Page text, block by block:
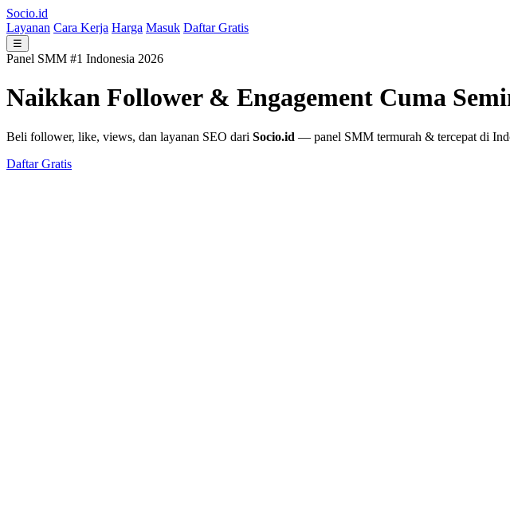
Socio.id
Layanan Cara Kerja Harga Masuk Daftar Gratis
☰
Panel SMM #1 Indonesia 2026
Naikkan Follower & Engagement Cuma
Beli follower, like, views, dan layanan SEO dari Socio.id — panel SMM termurah & tercepat di
Daftar Gratis